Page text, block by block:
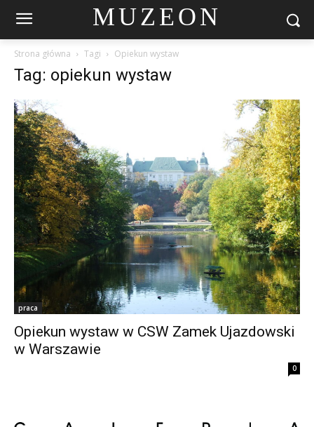
MUZEON
Strona główna Tagi Opiekun wystaw
Tag: opiekun wystaw
praca
Opiekun wystaw w CSW Zamek Ujazdowski
w Warszawie
0